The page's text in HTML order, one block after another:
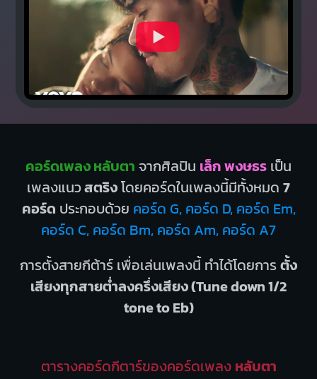
คอร์ดเพลง หลับตา จากศิลปิน เล็ก พงษธร เป็น
เพลงแนวสตริงโดยคอร์ดในเพลงนี้มีทั้งหมด 7
คอร์ด ประกอบด้วย คอร์ด G, คอร์ด D, คอร์ด Em,
คอร์ด C, คอร์ด Bm, คอร์ด Am, คอร์ด A7
การตั้งสายกีต้าร์ เพื่อเล่นเพลงนี้ ทำได้โดยการตั้ง
เสียงทุกสายต่ำลงครึ่งเสียง (Tune down 1/2
tone to Eb)
ตารางคอร์ดกีตาร์ของคอร์ดเพลง หลับตา